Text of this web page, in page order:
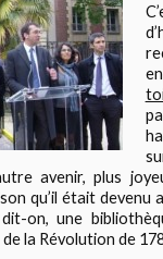
avenir, plus
qu’il était devenu
on, une
la Révolution de